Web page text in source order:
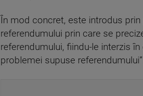
În mod concret, este introdus
referendumului prin care se
referendumului, fiindu-le interzis
problemei supuse